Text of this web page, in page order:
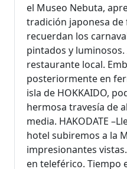
el Museo Nebuta,
tradición japonesa de
recuerdan los
pintados y
restaurante local.
posteriormente en
isla de HOKKAIDO,
hermosa travesía de
media. HAKODATE
hotel subiremos a la
impresionantes
en teleférico. Tiempo